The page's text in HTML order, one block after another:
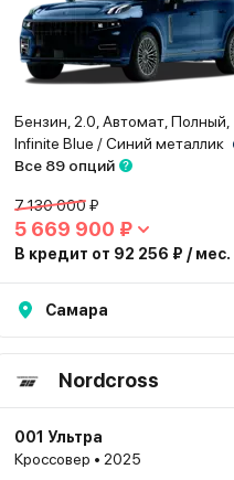
Бензин, 2.0, Автомат, Полный,
Infinite Blue / Синий металлик
Все 89 опций
7 130 000 ₽
5 669 900 ₽
В кредит от 92 256 ₽ / мес.
Самара
Nordcross
001 Ультра
Кроссовер • 2025